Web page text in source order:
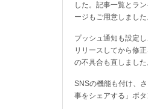
した。記事一覧とラ
ージもご用意しました
プッシュ通知も設定
リリースしてから修
の不具合も直しました
SNSの機能も付け、
事をシェアする」ボタ